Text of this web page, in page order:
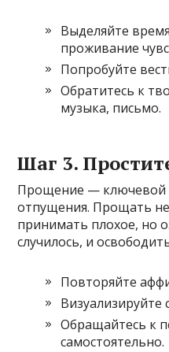
Выделяйте
проживание
Попробуйте
Обратитесь к
музыка, письмо.
Шаг 3.
Прощение — ключевой
отпущения. Прощать
принимать плохое, но
случилось, и
Повторяйте
Обращайтесь к
самостоятельно.